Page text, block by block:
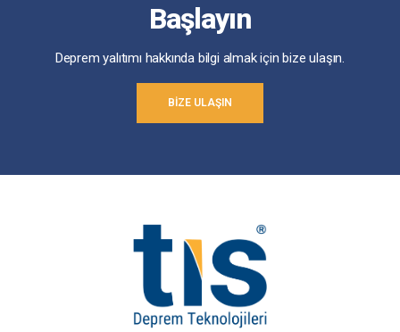
Başlayın
Deprem yalıtımı hakkında bilgi almak için bize ulaşın.
BIZE ULAŞIN